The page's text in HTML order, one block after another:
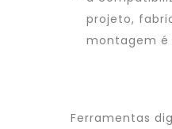
projeto,
montagem
Ferramentas